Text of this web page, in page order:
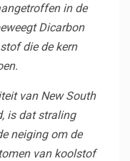
in de
Dicarbon
die de kern
van New South
is dat straling
neiging om de
van koolstof